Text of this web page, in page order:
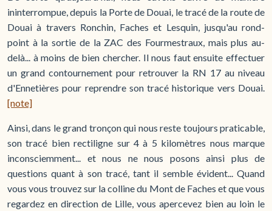
ininterrompue, depuis la Porte de Douai, le tracé de la route de
Douai à travers Ronchin, Faches et Lesquin, jusqu'au rond-
point à la sortie de la ZAC des Fourmestraux, mais plus au-
delà... à moins de bien chercher. Il nous faut ensuite effectuer
un grand contournement pour retrouver la RN 17 au niveau
d'Ennetières pour reprendre son tracé historique vers Douai.
[note]
Ainsi, dans le grand tronçon qui nous reste toujours praticable,
son tracé bien rectiligne sur 4 à 5 kilomètres nous marque
inconsciemment... et nous ne nous posons ainsi plus de
questions quant à son tracé, tant il semble évident... Quand
vous vous trouvez sur la colline du Mont de Faches et que vous
regardez en direction de Lille, vous apercevez bien au loin le